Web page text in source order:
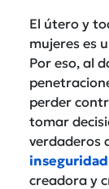
El útero y
mujeres es
Por eso, al
perder
tomar
verdaderos
inseguridad
creadora y